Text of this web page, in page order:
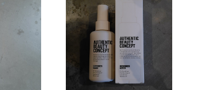
AUTHENTIC BEAUTY CON
CEPT Enhancing Water
¥4,950